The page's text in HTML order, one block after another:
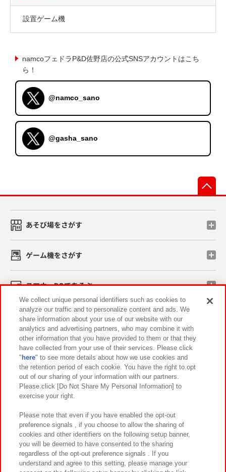
設置ゲーム機
namcoフェドラP&D佐野店の公式SNSアカウントはこち
ら！
@namco_sano
@gasha_sano
あそび場をさがす
ゲーム機をさがす
スマホ・PCであそぶ
イベント・キャンペーン
関連会社 サステナビリティ サイトポリシー
プライバシーポリシー ウェブアクセシビリティ方針と検証結果
お取引先さまとともに
カスタマーハラスメント対応方針 よくあるご質問・お問い合わせ
We collect unique personal identifiers such as cookies to
analyze our traffic and to personalize content and ads. We
share information about your use of our website with our
analytics and advertising partners, who may combine it with
other information that you have provided to them or that they
have collected from your use of their services. Please click
" here" to see more details about how we use cookies and
the retention period of each cookie. You have the right to opt
out of our sharing of your information with our partners.
Please click [Do Not Share My Personal Information] to
exercise your right.
Please note that even if you have enabled the opt-out
preference signals , if you choose to allow the sharing of
cookies and other identifiers on the following setup banner,
you will be deemed to have consented to the sharing
regardless of the opt-out preference signals . If you
understand and agree to this setting, please manage your